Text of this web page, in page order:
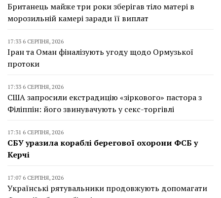
Британець майже три роки зберігав тіло матері в
морозильній камері заради її виплат
17:33 6 СЕРПНЯ, 2026
Іран та Оман фіналізують угоду щодо Ормузької
протоки
17:33 6 СЕРПНЯ, 2026
США запросили екстрадицію «зіркового» пастора з
Філіппін: його звинувачують у секс-торгівлі
17:31 6 СЕРПНЯ, 2026
СБУ уразила кораблі берегової охорони ФСБ у
Керчі
17:07 6 СЕРПНЯ, 2026
Українські рятувальники продовжують допомагати